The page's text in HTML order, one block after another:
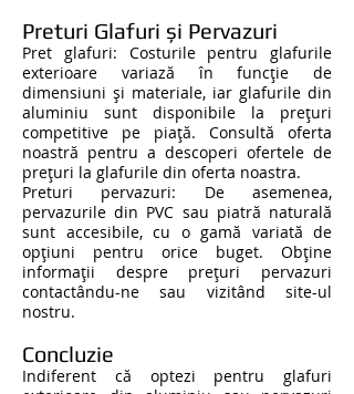
Preturi Glafuri și Pervazuri
Pret glafuri: Costurile pentru glafurile
exterioare variază în funcție de
dimensiuni și materiale, iar glafurile din
aluminiu sunt disponibile la prețuri
competitive pe piață. Consultă oferta
noastră pentru a descoperi ofertele de
prețuri la glafurile din oferta noastra.
Preturi pervazuri: De asemenea,
pervazurile din PVC sau piatră naturală
sunt accesibile, cu o gamă variată de
opțiuni pentru orice buget. Obține
informații despre prețuri pervazuri
contactându-ne sau vizitând site-ul
nostru.
Concluzie
Indiferent că optezi pentru glafuri